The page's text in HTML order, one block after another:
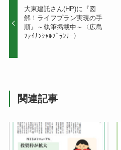
大東建託さん(HP)に『図
解！ライフプラン実現の手
順』～執筆掲載中～〈広島
ﾌｧｲﾅﾝｼｬﾙﾌﾟﾗﾝﾅｰ〉
関連記事